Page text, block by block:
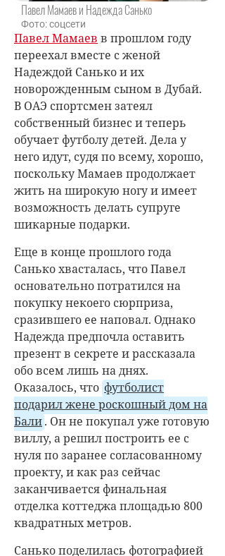
Павел Мамаев и Надежда Санько
Фото: соцсети
Павел Мамаев в прошлом году
переехал вместе с женой
Надеждой Санько и их
новорожденным сыном в Дубай.
В ОАЭ спортсмен затеял
собственный бизнес и теперь
обучает футболу детей. Дела у
него идут, судя по всему, хорошо,
поскольку Мамаев продолжает
жить на широкую ногу и имеет
возможность делать супруге
шикарные подарки.
Еще в конце прошлого года
Санько хвасталась, что Павел
основательно потратился на
покупку некоего сюрприза,
сразившего ее наповал. Однако
Надежда предпочла оставить
презент в секрете и рассказала
обо всем лишь на днях.
Оказалось, что футболист
подарил жене роскошный дом на
Бали. Он не покупал уже готовую
виллу, а решил построить ее с
нуля по заранее согласованному
проекту, и как раз сейчас
заканчивается финальная
отделка коттеджа площадью 800
квадратных метров.
Санько поделилась фотографией